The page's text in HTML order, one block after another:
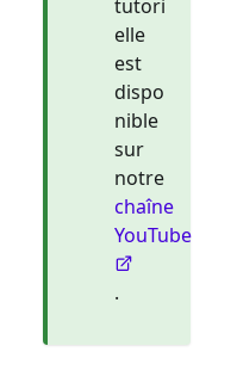
tutori
elle
est
dispo
nible
sur
notre
chaîne
YouTube
.